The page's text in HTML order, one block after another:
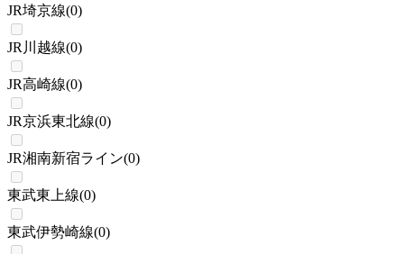
JR埼京線(0)
JR川越線(0)
JR高崎線(0)
JR京浜東北線(0)
JR湘南新宿ライン(0)
東武東上線(0)
東武伊勢崎線(0)